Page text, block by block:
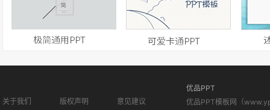
关于我们 版权声明 意见建议
优品PPT
优品PPT模板网（